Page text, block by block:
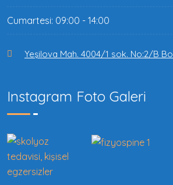
Cumartesi: 09:00 - 14:00
Yeşilova Mah. 4004/1 sok. No:2/B
Instagram Foto Galeri